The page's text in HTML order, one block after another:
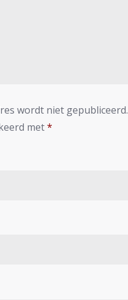
wordt niet gepubliceerd.
met*